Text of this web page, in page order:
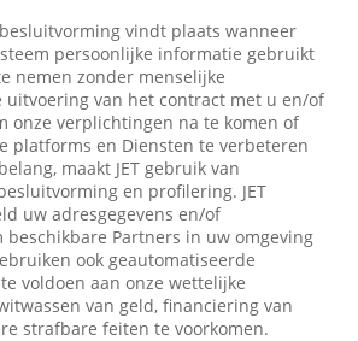
vindt plaats wanneer
persoonlijke informatie gebruikt
nemen zonder menselijke
uitvoering van het contract met u en/of
onze verplichtingen na te komen of
platforms en Diensten te verbeteren
maakt JET gebruik van
en profilering. JET
uw adresgegevens en/of
beschikbare Partners in uw omgeving
ook geautomatiseerde
voldoen aan onze wettelijke
van geld, financiering van
strafbare feiten te voorkomen.